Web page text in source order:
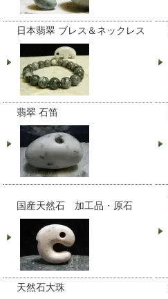
日本翡翠 ブレス＆ネックレス
翡翠 石笛
国産天然石 加工品・原石
天然石大珠